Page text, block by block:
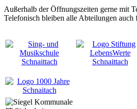
Außerhalb der Öffnungszeiten gerne mit
Telefonisch bleiben alle Abteilungen auch